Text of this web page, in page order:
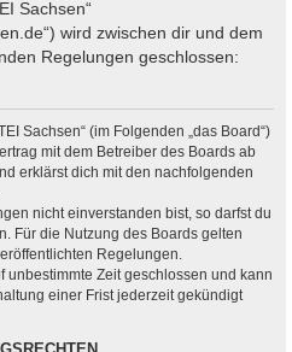
Sachsen“
wird zwischen dir und dem
Regelungen geschlossen:
Sachsen“ (im Folgenden „das Board“)
mit dem Betreiber des Boards ab
erklärst dich mit den nachfolgenden
nicht einverstanden bist, so darfst du
Für die Nutzung des Boards gelten
Regelungen.
unbestimmte Zeit geschlossen und kann
einer Frist jederzeit gekündigt